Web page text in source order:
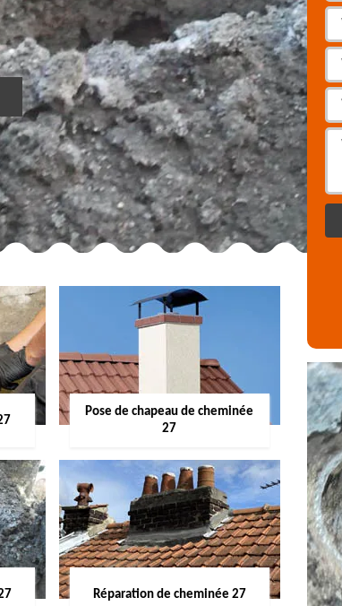
Pose de chapeau de cheminée
27
Réparation de cheminée 27